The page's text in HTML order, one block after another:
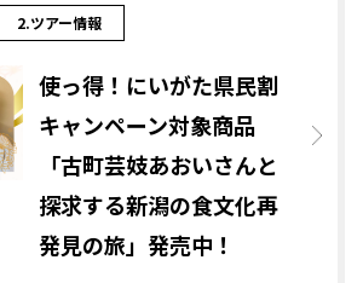
2.ツアー情報
使っ得！にいがた県民割
キャンペーン対象商品
「古町芸妓あおいさんと
探求する新潟の食文化再
発見の旅」発売中！